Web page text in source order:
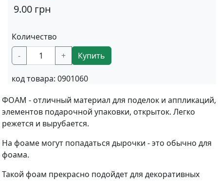
9.00 грн
Количество
-
+ Купить
код товара: 0901060
ФОАМ - отличный материал для поделок и аппликаций,
элементов подарочной упаковки, открыток. Легко
режется и вырубается.
На фоаме могут попадаться дырочки - это обычно для
фоама.
Такой фоам прекрасно подойдет для декоративных